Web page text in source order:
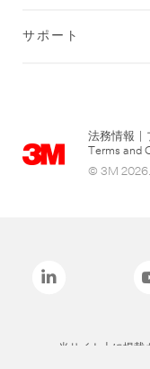
サポート
法務情報
Terms and
© 3M 2026.
当サイト上に掲載